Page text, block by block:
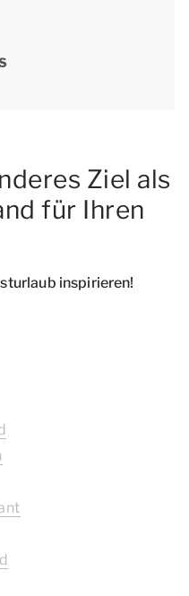
Ziel als
für Ihren
inspirieren!